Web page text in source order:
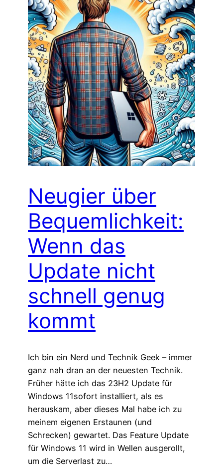
Neugier über
Bequemlichkeit:
Wenn das
Update nicht
schnell genug
kommt
Ich bin ein Nerd und Technik Geek – immer
ganz nah dran an der neuesten Technik.
Früher hätte ich das 23H2 Update für
Windows 11sofort installiert, als es
herauskam, aber dieses Mal habe ich zu
meinem eigenen Erstaunen (und
Schrecken) gewartet. Das Feature Update
für Windows 11 wird in Wellen ausgerollt,
um die Serverlast zu…